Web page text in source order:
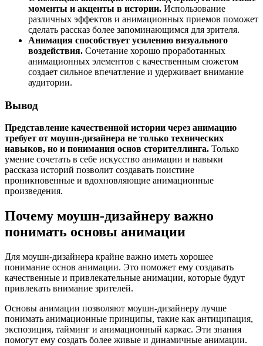
моменты и акценты в истории. Использование
различных эффектов и анимационных приемов поможет
сделать рассказ более запоминающимся для зрителя.
Анимация способствует усилению визуального
воздействия. Сочетание хорошо проработанных
анимационных элементов с качественным сюжетом
создает сильное впечатление и удерживает внимание
аудитории.
Вывод
Представление качественной истории через анимацию
требует от моушн-дизайнера не только технических
навыков, но и понимания основ сторителлинга. Только
умение сочетать в себе искусство анимации и навыки
рассказа историй позволит создавать поистине
проникновенные и вдохновляющие анимационные
произведения.
Почему моушн-дизайнеру важно
понимать основы анимации
Для моушн-дизайнера крайне важно иметь хорошее
понимание основ анимации. Это поможет ему создавать
качественные и привлекательные анимации, которые будут
привлекать внимание зрителей.
Основы анимации позволяют моушн-дизайнеру лучше
понимать анимационные принципы, такие как антиципация,
экспозиция, тайминг и анимационный каркас. Эти знания
помогут ему создать более живые и динамичные анимации.